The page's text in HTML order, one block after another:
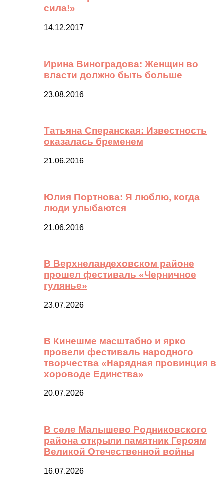
сила!»
14.12.2017
Ирина Виноградова: Женщин во
власти должно быть больше
23.08.2016
Татьяна Сперанская: Известность
оказалась бременем
21.06.2016
Юлия Портнова: Я люблю, когда
люди улыбаются
21.06.2016
В Верхнеландеховском районе
прошел фестиваль «Черничное
гулянье»
23.07.2026
В Кинешме масштабно и ярко
провели фестиваль народного
творчества «Нарядная провинция в
хороводе Единства»
20.07.2026
В селе Малышево Родниковского
района открыли памятник Героям
Великой Отечественной войны
16.07.2026